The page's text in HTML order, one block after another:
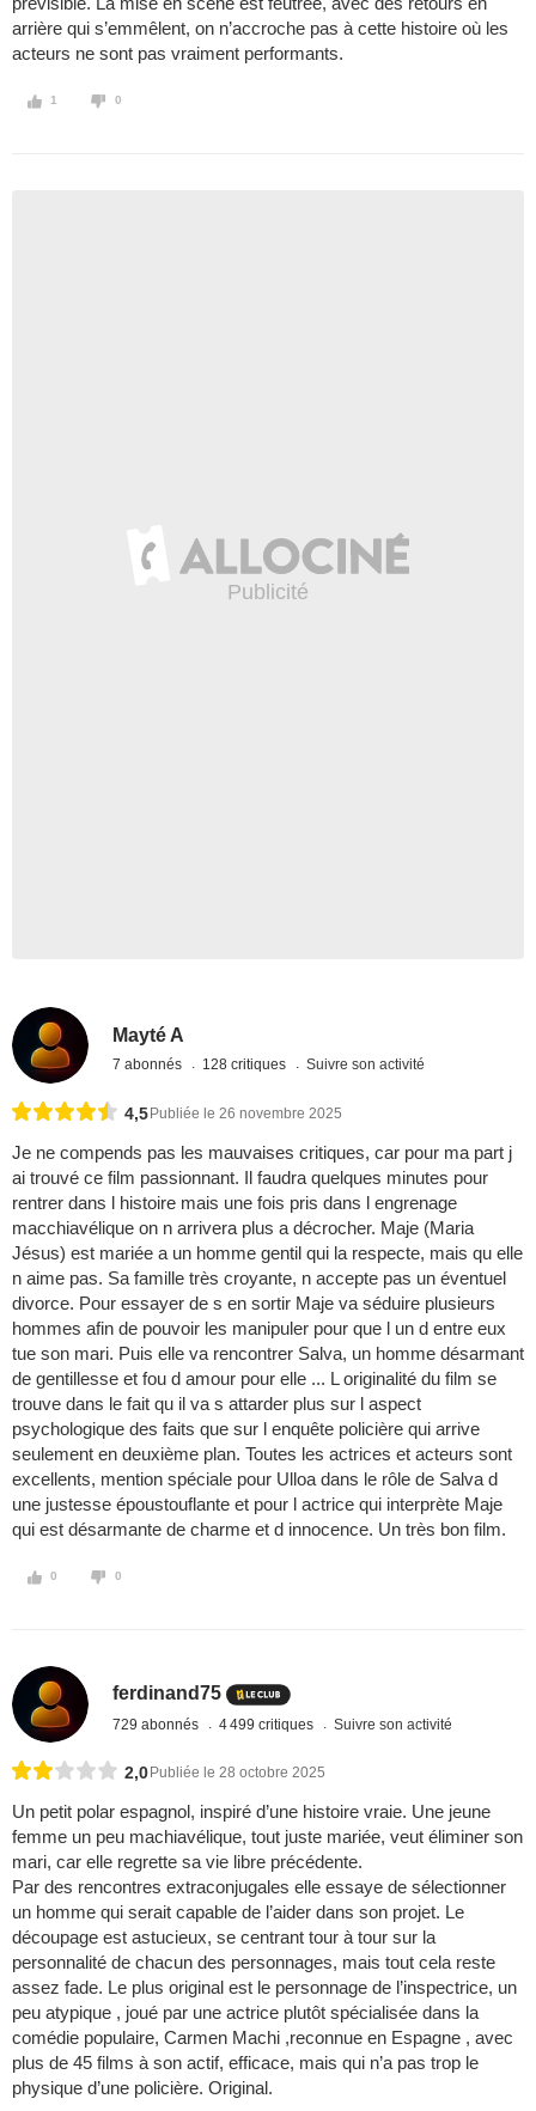
arrière qui s’emmêlent, on n’accroche pas à cette histoire où les
acteurs ne sont pas vraiment performants.
1 0
Mayté A
7 abonnés 128 critiques Suivre son activité
4,5 Publiée le 26 novembre 2025
Je ne compends pas les mauvaises critiques, car pour ma part j
ai trouvé ce film passionnant. Il faudra quelques minutes pour
rentrer dans l histoire mais une fois pris dans l engrenage
macchiavélique on n arrivera plus a décrocher. Maje (Maria
Jésus) est mariée a un homme gentil qui la respecte, mais qu elle
n aime pas. Sa famille très croyante, n accepte pas un éventuel
divorce. Pour essayer de s en sortir Maje va séduire plusieurs
hommes afin de pouvoir les manipuler pour que l un d entre eux
tue son mari. Puis elle va rencontrer Salva, un homme désarmant
de gentillesse et fou d amour pour elle ... L originalité du film se
trouve dans le fait qu il va s attarder plus sur l aspect
psychologique des faits que sur l enquête policière qui arrive
seulement en deuxième plan. Toutes les actrices et acteurs sont
excellents, mention spéciale pour Ulloa dans le rôle de Salva d
une justesse époustouflante et pour l actrice qui interprète Maje
qui est désarmante de charme et d innocence. Un très bon film.
0 0
ferdinand75
729 abonnés 4 499 critiques Suivre son activité
2,0 Publiée le 28 octobre 2025
Un petit polar espagnol, inspiré d’une histoire vraie. Une jeune
femme un peu machiavélique, tout juste mariée, veut éliminer son
mari, car elle regrette sa vie libre précédente.
Par des rencontres extraconjugales elle essaye de sélectionner
un homme qui serait capable de l’aider dans son projet. Le
découpage est astucieux, se centrant tour à tour sur la
personnalité de chacun des personnages, mais tout cela reste
assez fade. Le plus original est le personnage de l’inspectrice, un
peu atypique , joué par une actrice plutôt spécialisée dans la
comédie populaire, Carmen Machi ,reconnue en Espagne , avec
plus de 45 films à son actif, efficace, mais qui n’a pas trop le
physique d’une policière. Original.